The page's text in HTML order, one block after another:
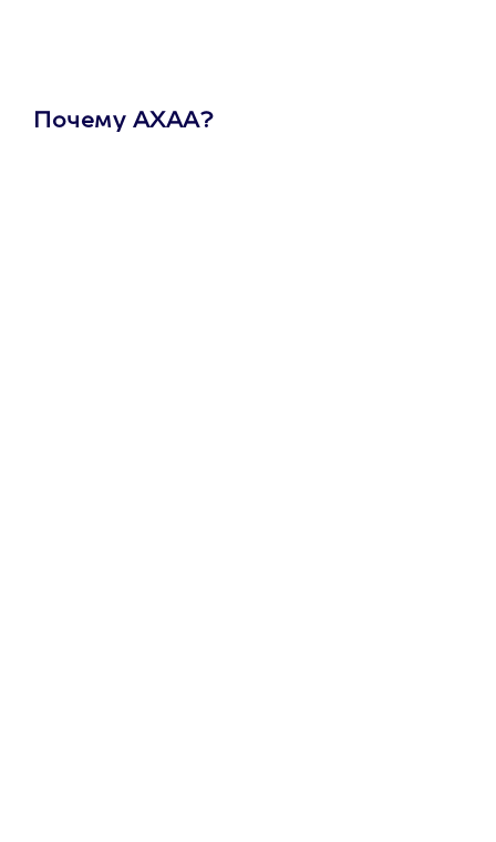
Почему АХАА?